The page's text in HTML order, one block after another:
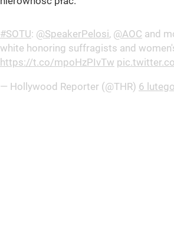
#SOTU: @SpeakerPelosi, @AOC and
white honoring suffragists and
https://t.co/mpoHzPIvTw
— Hollywood Reporter (@THR) 6